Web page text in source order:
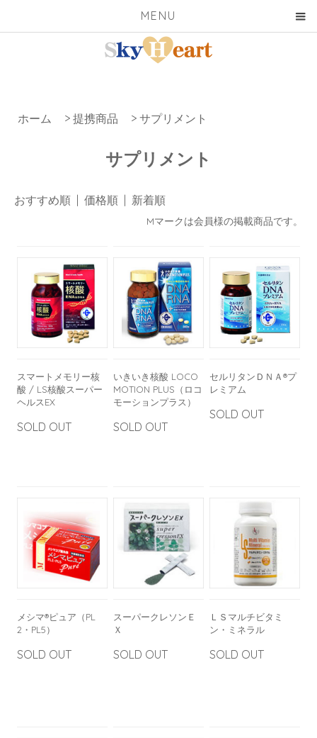
MENU
ホーム >提携商品 >サプリメント
サプリメント
おすすめ順 |価格順 新着順
Mマークは会員様の掲載商品です。
スマートメモリー核
酸 / LS核酸スーパー
ヘルスEX
SOLD OUT
いきいき核酸 LOCO
MOTION PLUS（ロコ
モーションプラス）
SOLD OUT
セルリタンＤＮＡ®プ
レミアム
SOLD OUT
メシマ®ピュア（PL
2・PL5）
SOLD OUT
スーパークレソンＥ
Ｘ
SOLD OUT
ＬＳマルチビタミ
ン・ミネラル
SOLD OUT